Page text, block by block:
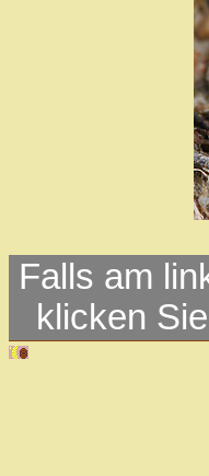
Falls am
klicken